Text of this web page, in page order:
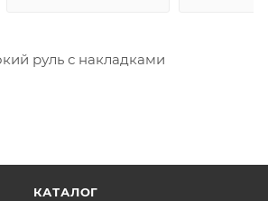
руль с накладками
КАТАЛОГ